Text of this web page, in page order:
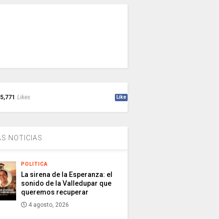
5,771 Likes Like
NOTICIAS
POLITICA
La sirena de la Esperanza: el
sonido de la Valledupar que
queremos recuperar
4 agosto, 2026